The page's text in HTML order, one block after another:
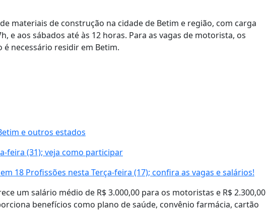
materiais de construção na cidade de Betim e região, com carga
e aos sábados até às 12 horas. Para as vagas de motorista, os
é necessário residir em Betim.
e outros estados
feira (31); veja como participar
18 Profissões nesta Terça-feira (17); confira as vagas e salários!
um salário médio de R$ 3.000,00 para os motoristas e R$ 2.300,00
benefícios como plano de saúde, convênio farmácia, cartão